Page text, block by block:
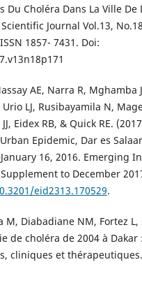
Du Choléra Dans La Ville De
Journal Vol.13,
1857- 7431. Doi:
AE, Narra R, Mghamba
LJ, Rusibayamila N,
Eidex RB, & Quick RE.
Epidemic, Dar es
16, 2016. Emerging
to December
eid2313.170529.
M, Diabadiane NM, Fortez L,
de choléra de 2004 à Dakar
cliniques et